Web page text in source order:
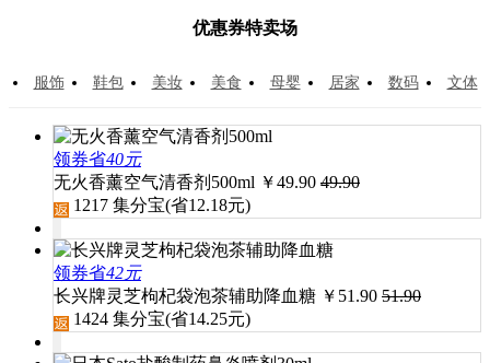
优惠券特卖场
服饰 鞋包 美妆 美食 母婴 居家 数码 文体
领券省40元
无火香薰空气清香剂500ml ￥49.90 49.90
1217 集分宝(省12.18元)
领券省42元
长兴牌灵芝枸杞袋泡茶辅助降血糖 ￥ 51.90 51.90
1424 集分宝(省14.25元)